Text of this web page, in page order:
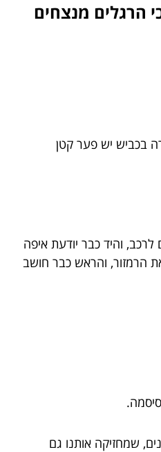
הרגלים מנצחים
בכביש יש פער קטן
והיד כבר יודעת איפה
הרמזור, והראש כבר חושב
שמחזיקה אותנו גם